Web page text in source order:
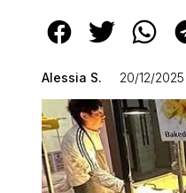
Alessia S. 20/12/2025